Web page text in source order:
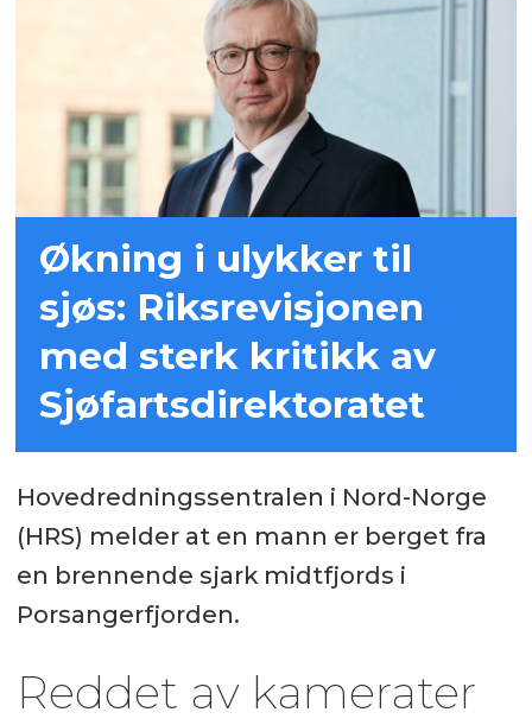
Økning i ulykker til
sjøs: Riksrevisjonen
med sterk kritikk av
Sjøfartsdirektoratet
Hovedredningssentralen i Nord-Norge
(HRS) melder at en mann er berget fra
en brennende sjark midtfjords i
Porsangerfjorden.
Reddet av kamerater